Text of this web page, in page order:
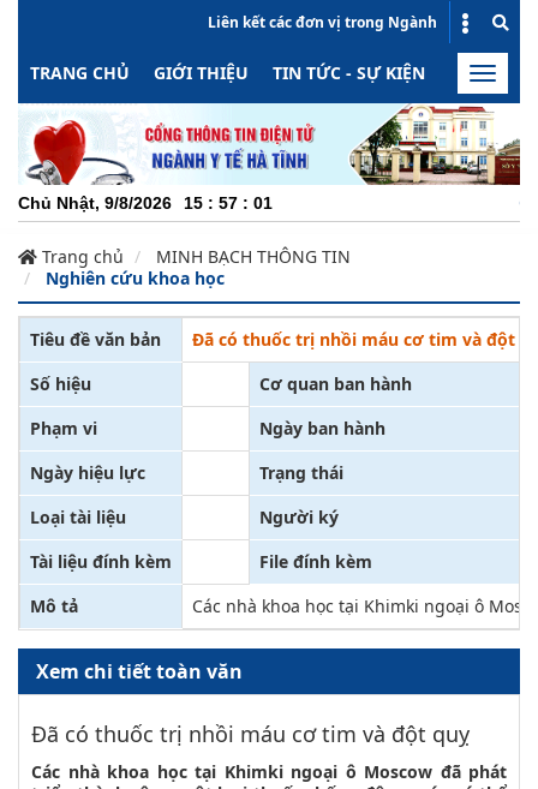
Liên kết các đơn vị trong Ngành
TRANG CHỦ GIỚI THIỆU TIN TỨC - SỰ KIỆN HOẠT
Toggle
Chủ Nhật, 9/8/2026 15 : 57 : 02
Trang chủ
MINH BẠCH THÔNG TIN
Nghiên cứu khoa học
Tiêu đề văn bản
Đã có thuốc trị nhồi máu cơ tim và đột
Số hiệu
Cơ quan ban hành
Phạm vi
Ngày ban hành
Ngày hiệu lực
Trạng thái
Loại tài liệu
Người ký
Tài liệu đính kèm
File đính kèm
Mô tả
Các nhà khoa học tại Khimki ngoại ô
Xem chi tiết toàn văn
Đã có thuốc trị nhồi máu cơ tim và đột quỵ
Các nhà khoa học tại Khimki ngoại ô Moscow đã phát